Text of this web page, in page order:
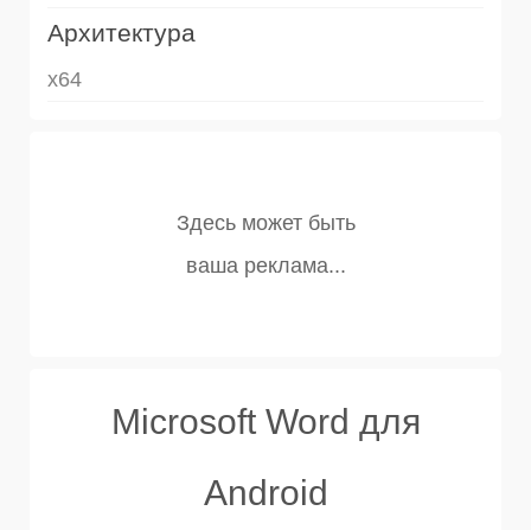
Архитектура
x64
Microsoft Word для
Android